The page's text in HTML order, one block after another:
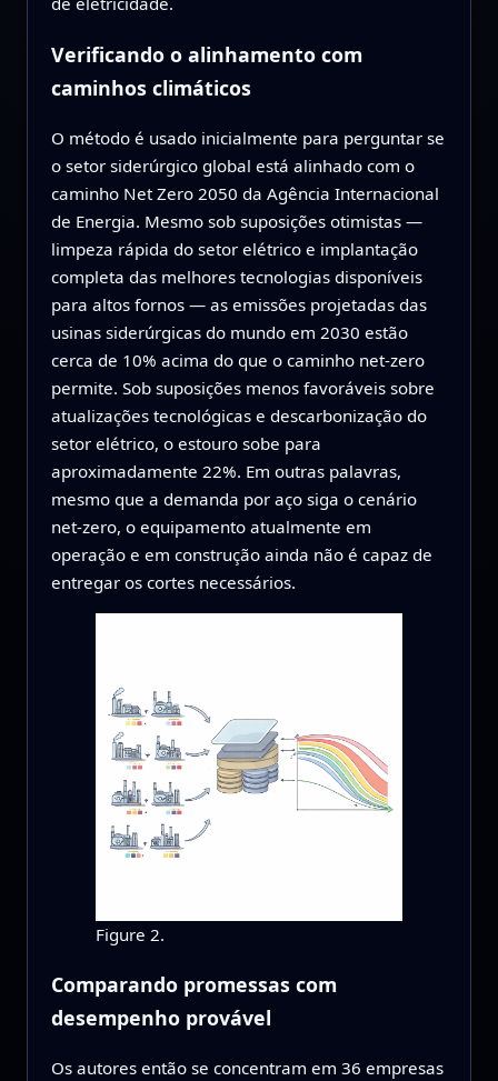
Verificando o alinhamento com
caminhos climáticos
O método é usado inicialmente para perguntar se
o setor siderúrgico global está alinhado com o
caminho Net Zero 2050 da Agência Internacional
de Energia. Mesmo sob suposições otimistas —
limpeza rápida do setor elétrico e implantação
completa das melhores tecnologias disponíveis
para altos fornos — as emissões projetadas das
usinas siderúrgicas do mundo em 2030 estão
cerca de 10% acima do que o caminho net‑zero
permite. Sob suposições menos favoráveis sobre
atualizações tecnológicas e descarbonização do
setor elétrico, o estouro sobe para
aproximadamente 22%. Em outras palavras,
mesmo que a demanda por aço siga o cenário
net‑zero, o equipamento atualmente em
operação e em construção ainda não é capaz de
entregar os cortes necessários.
Figure 2.
Comparando promessas com
desempenho provável
Os autores então se concentram em 36 empresas